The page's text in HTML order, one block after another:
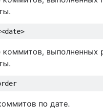
выполненных
по дате.